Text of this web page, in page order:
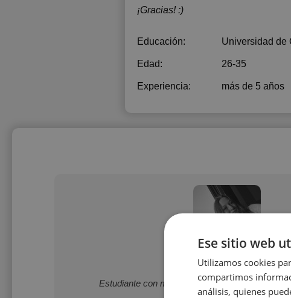
¡Gracias! :)
Educación: Universidad de
Edad: 26-35
Experiencia: más de 5 años
Nuria Salamanca
Estudiante con muy buenas notas y
Ese sitio web
Utilizamos cookies
compartimos
análisis, quienes